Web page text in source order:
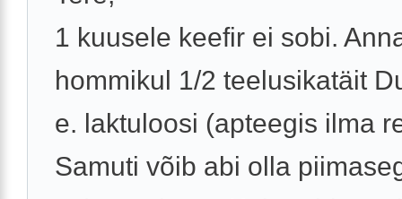
1 kuusele keefir ei sobi.
hommikul 1/2 teelusikatäit
e. laktuloosi (apteegis ilma
Samuti võib abi olla